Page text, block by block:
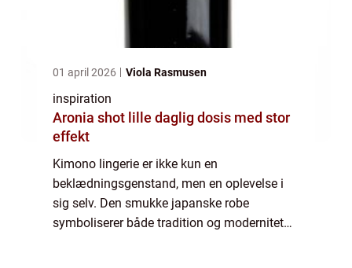
01 april 2026 Viola Rasmusen
inspiration
Aronia shot lille daglig dosis med stor
effekt
Kimono lingerie er ikke kun en
beklædningsgenstand, men en oplevelse i
sig selv. Den smukke japanske robe
symboliserer både tradition og modernitet